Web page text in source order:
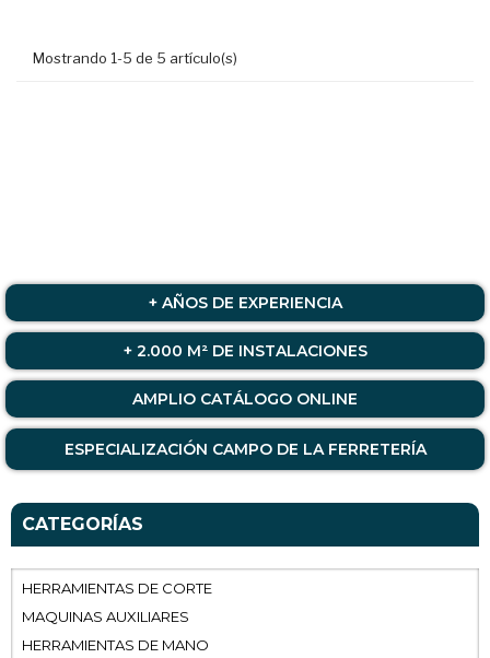
Mostrando 1-5 de 5 artículo(s)
+ AÑOS DE EXPERIENCIA
+ 2.000 M² DE INSTALACIONES
AMPLIO CATÁLOGO ONLINE
ESPECIALIZACIÓN CAMPO DE LA FERRETERÍA
CATEGORÍAS
HERRAMIENTAS DE CORTE
MAQUINAS AUXILIARES
HERRAMIENTAS DE MANO